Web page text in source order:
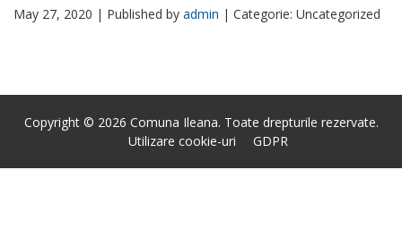
May 27, 2020 | Published by admin | Categorie: Uncategorized
Copyright © 2026 Comuna Ileana. Toate drepturile rezervate.
Utilizare cookie-uri
GDPR